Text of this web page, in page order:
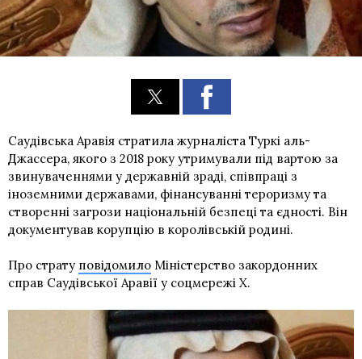
Саудівська Аравія стратила журналіста Туркі аль-
Джассера, якого з 2018 року утримували під вартою за
звинуваченнями у державній зраді, співпраці з
іноземними державами, фінансуванні тероризму та
створенні загрози національній безпеці та єдності. Він
документував корупцію в королівській родині.
Про страту повідомило Міністерство закордонних
справ Саудівської Аравії у соцмережі X.